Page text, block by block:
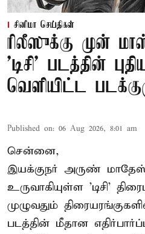
சினிமா செய்திகள்
ரிலீஸுக்கு முன்
'டிசி' படத்தின்
வெளியிட்ட
Published on: 06 Aug 2026, 8:01 am
சென்னை,
இயக்குநர் அருண்
உருவாகியுள்ள 'டிசி'
முழுவதும்
படத்தின் மீதான